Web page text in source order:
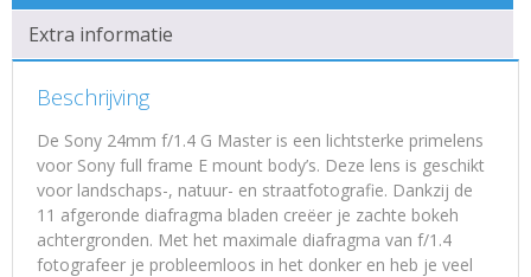
Extra informatie
Beschrijving
De Sony 24mm f/1.4 G Master is een lichtsterke primelens
voor Sony full frame E mount body’s. Deze lens is geschikt
voor landschaps-, natuur- en straatfotografie. Dankzij de
11 afgeronde diafragma bladen creëer je zachte bokeh
achtergronden. Met het maximale diafragma van f/1.4
fotografeer je probleemloos in het donker en heb je veel